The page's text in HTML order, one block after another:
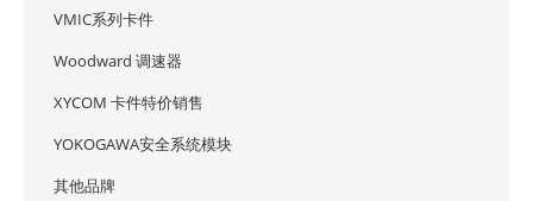
VMIC系列卡件
Woodward 调速器
XYCOM 卡件特价销售
YOKOGAWA安全系统模块
其他品牌